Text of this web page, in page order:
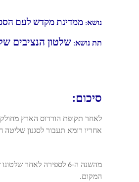
נושא: ממדינת מקדש לעם
תת נושא: שלטון הנציבים של
סיכום:
לאחר תקופת הורדוס הארץ
אחריו רומא תעבור לסגנון שליטה
מהשנה ה-6 לספירה
המקום.